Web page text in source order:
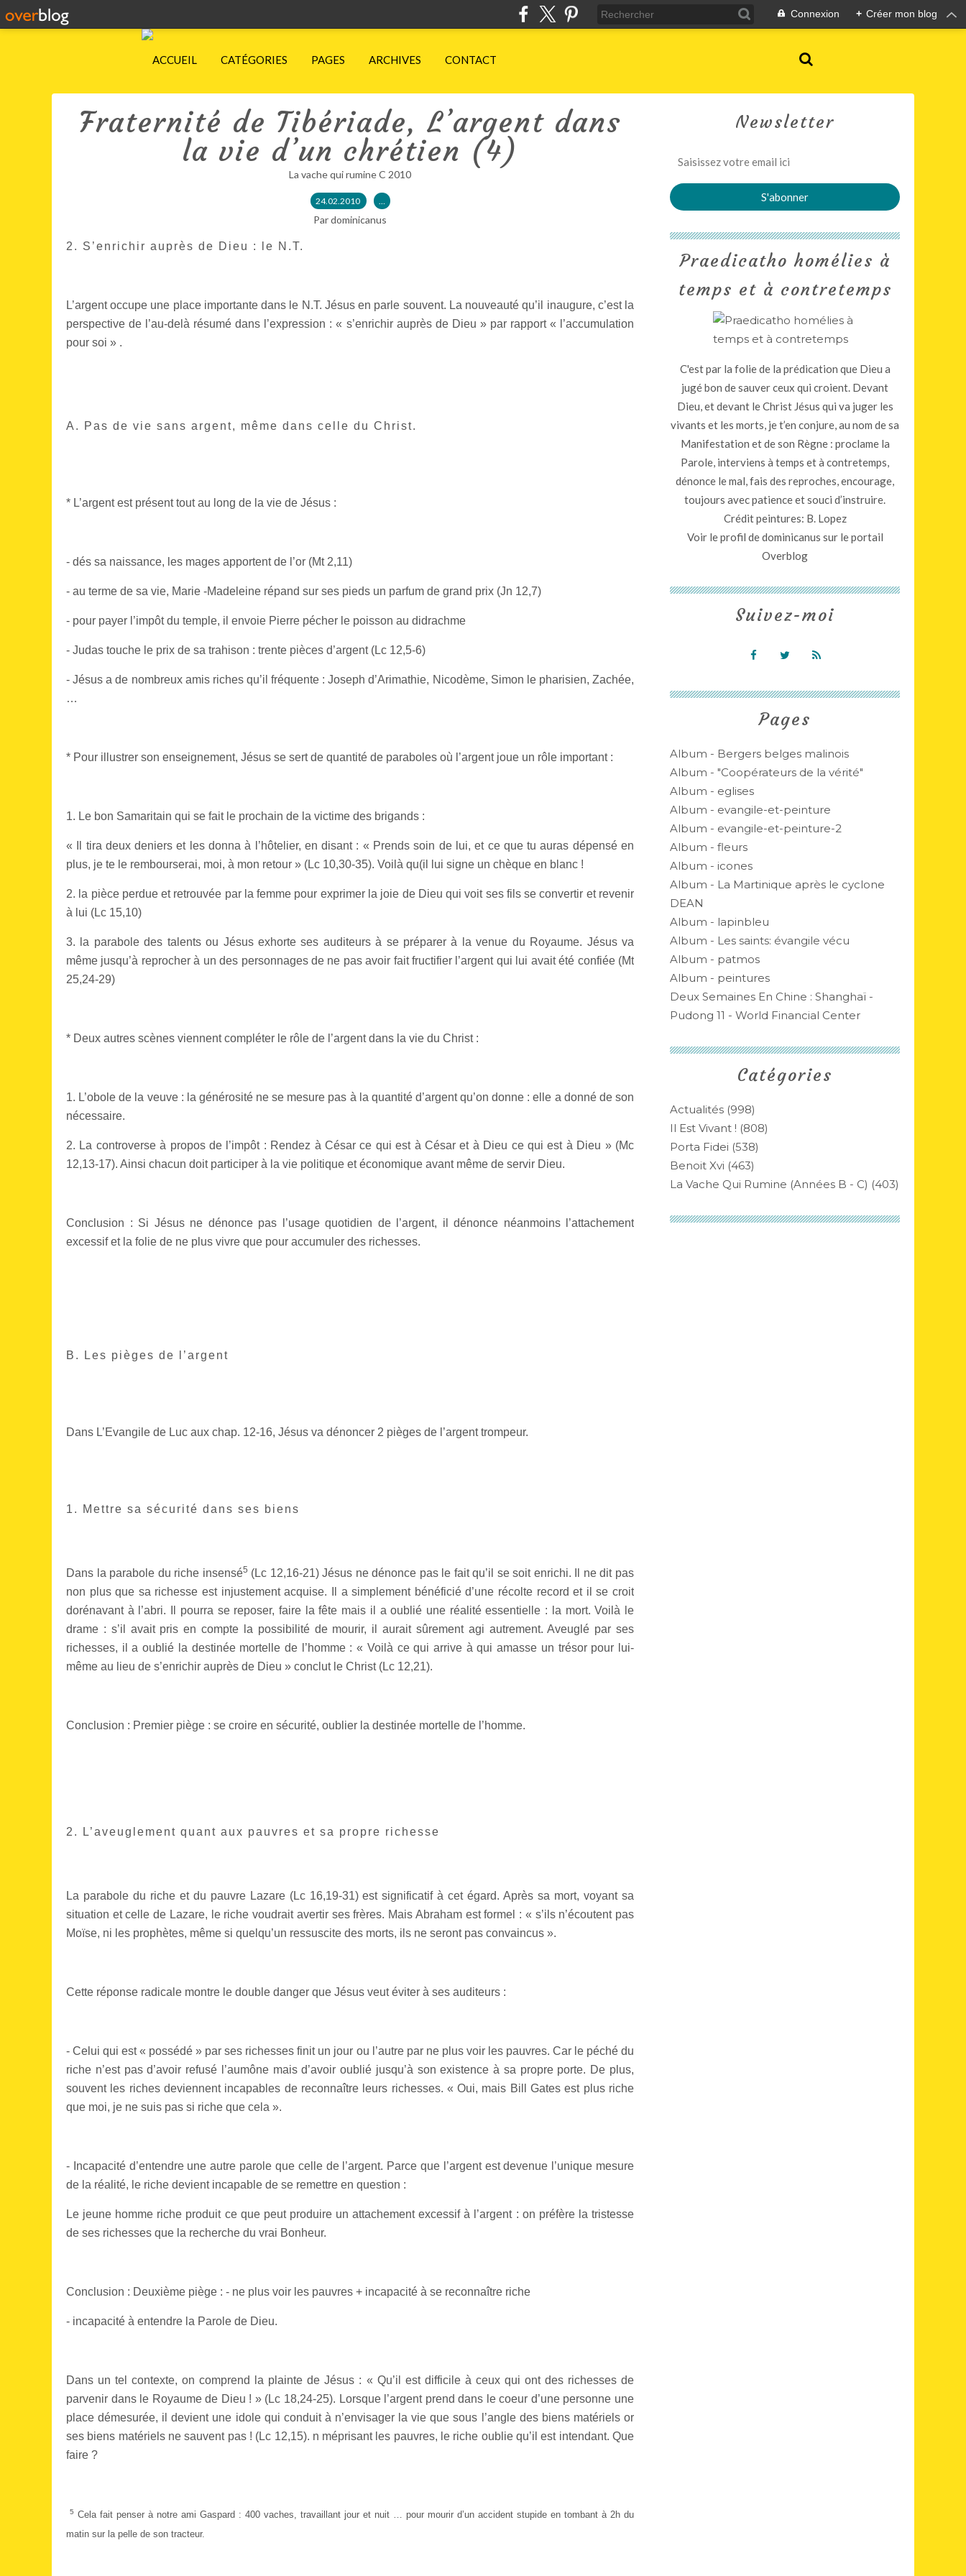
Connexion + Créer mon blog
ACCUEIL CATÉGORIES PAGES ARCHIVES CONTACT
Fraternité de Tibériade, L’argent dans
la vie d’un chrétien (4)
La vache qui rumine C 2010
24.02.2010 …
Par dominicanus
2. S’enrichir auprès de Dieu : le N.T.
L’argent occupe une place importante dans le N.T. Jésus en parle souvent. La nouveauté qu’il inaugure, c’est la
perspective de l’au-delà résumé dans l’expression : « s’enrichir auprès de Dieu » par rapport « l’accumulation
pour soi » .
A. Pas de vie sans argent, même dans celle du Christ.
* L’argent est présent tout au long de la vie de Jésus :
- dés sa naissance, les mages apportent de l’or (Mt 2,11)
- au terme de sa vie, Marie -Madeleine répand sur ses pieds un parfum de grand prix (Jn 12,7)
- pour payer l’impôt du temple, il envoie Pierre pécher le poisson au didrachme
- Judas touche le prix de sa trahison : trente pièces d’argent (Lc 12,5-6)
- Jésus a de nombreux amis riches qu’il fréquente : Joseph d’Arimathie, Nicodème, Simon le pharisien, Zachée,
…
* Pour illustrer son enseignement, Jésus se sert de quantité de paraboles où l’argent joue un rôle important :
1. Le bon Samaritain qui se fait le prochain de la victime des brigands :
« Il tira deux deniers et les donna à l’hôtelier, en disant : « Prends soin de lui, et ce que tu auras dépensé en
plus, je te le rembourserai, moi, à mon retour » (Lc 10,30-35). Voilà qu(il lui signe un chèque en blanc !
2. la pièce perdue et retrouvée par la femme pour exprimer la joie de Dieu qui voit ses fils se convertir et revenir
à lui (Lc 15,10)
3. la parabole des talents ou Jésus exhorte ses auditeurs à se préparer à la venue du Royaume. Jésus va
même jusqu’à reprocher à un des personnages de ne pas avoir fait fructifier l’argent qui lui avait été confiée (Mt
25,24-29)
* Deux autres scènes viennent compléter le rôle de l’argent dans la vie du Christ :
1. L’obole de la veuve : la générosité ne se mesure pas à la quantité d’argent qu’on donne : elle a donné de son
nécessaire.
2. La controverse à propos de l’impôt : Rendez à César ce qui est à César et à Dieu ce qui est à Dieu » (Mc
12,13-17). Ainsi chacun doit participer à la vie politique et économique avant même de servir Dieu.
Conclusion : Si Jésus ne dénonce pas l’usage quotidien de l’argent, il dénonce néanmoins l’attachement
excessif et la folie de ne plus vivre que pour accumuler des richesses.
B. Les pièges de l’argent
Dans L’Evangile de Luc aux chap. 12-16, Jésus va dénoncer 2 pièges de l’argent trompeur.
1. Mettre sa sécurité dans ses biens
Dans la parabole du riche insensé5 (Lc 12,16-21) Jésus ne dénonce pas le fait qu’il se soit enrichi. Il ne dit pas
non plus que sa richesse est injustement acquise. Il a simplement bénéficié d’une récolte record et il se croit
dorénavant à l’abri. Il pourra se reposer, faire la fête mais il a oublié une réalité essentielle : la mort. Voilà le
drame : s’il avait pris en compte la possibilité de mourir, il aurait sûrement agi autrement. Aveuglé par ses
richesses, il a oublié la destinée mortelle de l’homme : « Voilà ce qui arrive à qui amasse un trésor pour lui-
même au lieu de s’enrichir auprès de Dieu » conclut le Christ (Lc 12,21).
Conclusion : Premier piège : se croire en sécurité, oublier la destinée mortelle de l’homme.
2. L’aveuglement quant aux pauvres et sa propre richesse
La parabole du riche et du pauvre Lazare (Lc 16,19-31) est significatif à cet égard. Après sa mort, voyant sa
situation et celle de Lazare, le riche voudrait avertir ses frères. Mais Abraham est formel : « s’ils n’écoutent pas
Moïse, ni les prophètes, même si quelqu’un ressuscite des morts, ils ne seront pas convaincus ».
Cette réponse radicale montre le double danger que Jésus veut éviter à ses auditeurs :
- Celui qui est « possédé » par ses richesses finit un jour ou l’autre par ne plus voir les pauvres. Car le péché du
riche n’est pas d’avoir refusé l’aumône mais d’avoir oublié jusqu’à son existence à sa propre porte. De plus,
souvent les riches deviennent incapables de reconnaître leurs richesses. « Oui, mais Bill Gates est plus riche
que moi, je ne suis pas si riche que cela ».
- Incapacité d’entendre une autre parole que celle de l’argent. Parce que l’argent est devenue l’unique mesure
de la réalité, le riche devient incapable de se remettre en question :
Le jeune homme riche produit ce que peut produire un attachement excessif à l’argent : on préfère la tristesse
de ses richesses que la recherche du vrai Bonheur.
Conclusion : Deuxième piège : - ne plus voir les pauvres + incapacité à se reconnaître riche
- incapacité à entendre la Parole de Dieu.
Dans un tel contexte, on comprend la plainte de Jésus : « Qu’il est difficile à ceux qui ont des richesses de
parvenir dans le Royaume de Dieu ! » (Lc 18,24-25). Lorsque l’argent prend dans le coeur d’une personne une
place démesurée, il devient une idole qui conduit à n’envisager la vie que sous l’angle des biens matériels or
ses biens matériels ne sauvent pas ! (Lc 12,15). n méprisant les pauvres, le riche oublie qu’il est intendant. Que
faire ?
5 Cela fait penser à notre ami Gaspard : 400 vaches, travaillant jour et nuit … pour mourir d’un accident stupide en tombant à 2h du
matin sur la pelle de son tracteur.
Newsletter
Catégories
Actualités (998)
Il Est Vivant ! (808)
Porta Fidei (538)
Benoit Xvi (463)
La Vache Qui Rumine (années B - C) (403)
Pages
Album - Bergers belges malinois
Album - "Coopérateurs de la vérité"
Album - eglises
Album - evangile-et-peinture
Album - evangile-et-peinture-2
Album - fleurs
Album - icones
Album - La Martinique après le cyclone
DEAN
Album - lapinbleu
Album - Les saints: évangile vécu
Album - patmos
Album - peintures
Deux Semaines En Chine : Shanghaï -
Pudong 11 - World Financial Center
Praedicatho homélies à
temps et à contretemps
C'est par la folie de la prédication que Dieu a
jugé bon de sauver ceux qui croient. Devant
Dieu, et devant le Christ Jésus qui va juger les
vivants et les morts, je t’en conjure, au nom de sa
Manifestation et de son Règne : proclame la
Parole, interviens à temps et à contretemps,
dénonce le mal, fais des reproches, encourage,
toujours avec patience et souci d’instruire.
Crédit peintures: B. Lopez
Voir le profil dedominicanus sur le portail
Overblog
Suivez-moi